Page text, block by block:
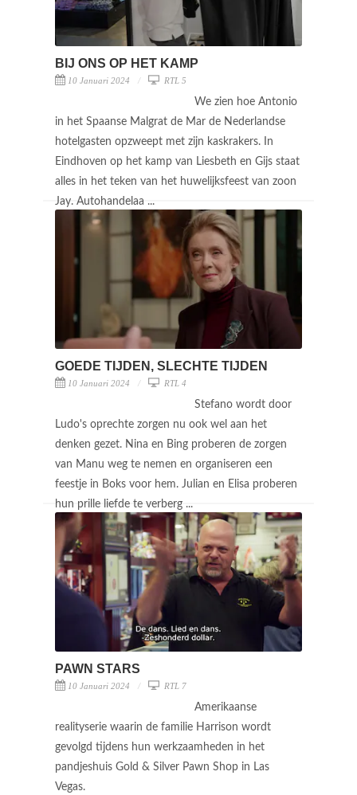
BIJ ONS OP HET KAMP
10 Januari 2024 RTL 5
We zien hoe Antonio
in het Spaanse Malgrat de Mar de Nederlandse
hotelgasten opzweept met zijn kaskrakers. In
Eindhoven op het kamp van Liesbeth en Gijs staat
alles in het teken van het huwelijksfeest van zoon
Jay. Autohandelaa ...
GOEDE TIJDEN, SLECHTE TIJDEN
10 Januari 2024 RTL 4
Stefano wordt door
Ludo's oprechte zorgen nu ook wel aan het
denken gezet. Nina en Bing proberen de zorgen
van Manu weg te nemen en organiseren een
feestje in Boks voor hem. Julian en Elisa proberen
hun prille liefde te verberg ...
PAWN STARS
10 Januari 2024 RTL 7
Amerikaanse
realityserie waarin de familie Harrison wordt
gevolgd tijdens hun werkzaamheden in het
pandjeshuis Gold & Silver Pawn Shop in Las
Vegas.